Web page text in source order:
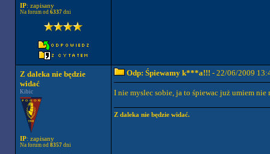
IP: zapisany
Na forum od 6337dni
Z daleka nie będzie
widać
Kibic
IP: zapisany
Na forum od 8357dni
Odp: Śpiewamy k***a!!! - 22/06/2009
I nie myslec sobie, ja to śpiewac już umiem nie
Z daleka nie będzie widać.